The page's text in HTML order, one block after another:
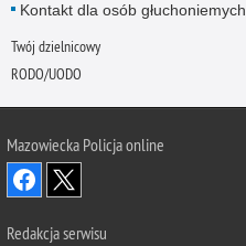
Kontakt dla osób głuchoniemych
Twój dzielnicowy
RODO/UODO
Mazowiecka Policja online
Redakcja serwisu